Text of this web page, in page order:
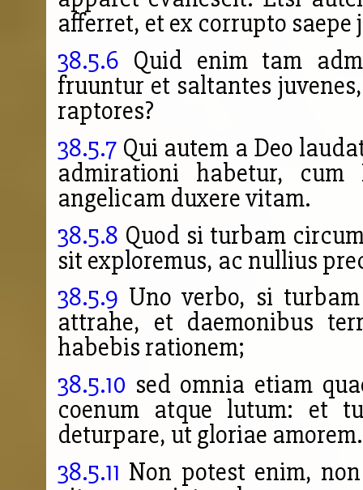
afferret, et ex corrupto
38.5.6 Quid enim tam
fruuntur et saltantes
raptores?
38.5.7Qui autem a Deo
admirationi habetur, cum
angelicam duxere vitam.
38.5.8 Quod si turbam
sit exploremus, ac nullius
38.5.9 Uno verbo, si
attrahe, et daemonibus
habebis rationem;
38.5.10 sed omnia etiam
coenum atque lutum: et
deturpare, ut gloriae amorem.
38.5.11 Non potest enim,